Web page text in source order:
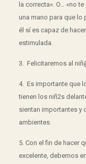
la correcta». O… «no
una mano para que lo
él sí es capaz de
estimulada.
3. Felicitaremos al
4. Es importante que
tienen los niñ2s
sientan importantes y
ambientes.
5. Con el fin de hacer
excelente, debemos